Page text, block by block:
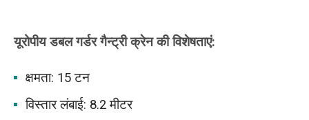
यूरोपीय डबल गर्डर गैन्ट्री क्रेन की विशेषताएं:
क्षमता: 15 टन
विस्तार लंबाई: 8.2 मीटर